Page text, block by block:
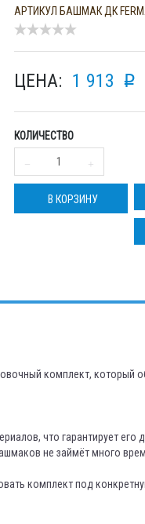
АРТИКУЛ БАШМАК ДК
ЦЕНА: 1 913 p
КОЛИЧЕСТВО
В КОРЗИНУ
комплект, который
что гарантирует его
не займёт много
комплект под